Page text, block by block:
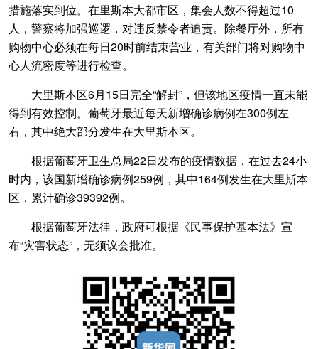
措施落实到位。在里斯本大都市区，集会人数不得超过10
人，警察将加强巡逻，对违反禁令者追责。除餐厅外，所有
购物中心必须在每日20时前结束营业，有关部门将对购物中
心人流密度等进行检查。
大里斯本区6月15日完全“解封”，但该地区疫情一直未能
得到有效控制。葡萄牙最近每天新增确诊病例在300例左
右，其中绝大部分发生在大里斯本区。
根据葡萄牙卫生总局22日发布的疫情数据，在过去24小
时内，该国新增确诊病例259例，其中164例发生在大里斯本
区，累计确诊39392例。
根据葡萄牙法律，政府可根据《民事保护基本法》宣
布“灾害状态”，无须议会批准。